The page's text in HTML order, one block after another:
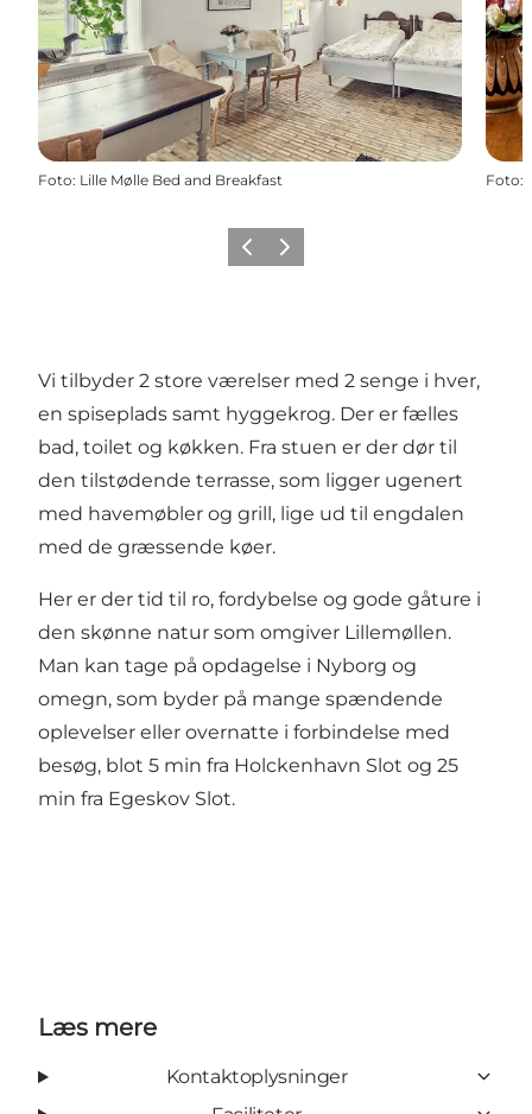
Foto: Lille Mølle Bed and Breakfast Foto:
ForrigeNæste
Vi tilbyder 2 store værelser med 2 senge i hver,
en spiseplads samt hyggekrog. Der er fælles
bad, toilet og køkken. Fra stuen er der dør til
den tilstødende terrasse, som ligger ugenert
med havemøbler og grill, lige ud til engdalen
med de græssende køer.
Her er der tid til ro, fordybelse og gode gåture i
den skønne natur som omgiver Lillemøllen.
Man kan tage på opdagelse i Nyborg og
omegn, som byder på mange spændende
oplevelser eller overnatte i forbindelse med
besøg, blot 5 min fra Holckenhavn Slot og 25
min fra Egeskov Slot.
Læs mere
Kontaktoplysninger